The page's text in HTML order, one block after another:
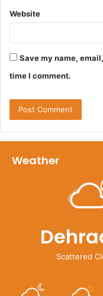
Website
Save my name,
time I comment.
Weather
Scattered